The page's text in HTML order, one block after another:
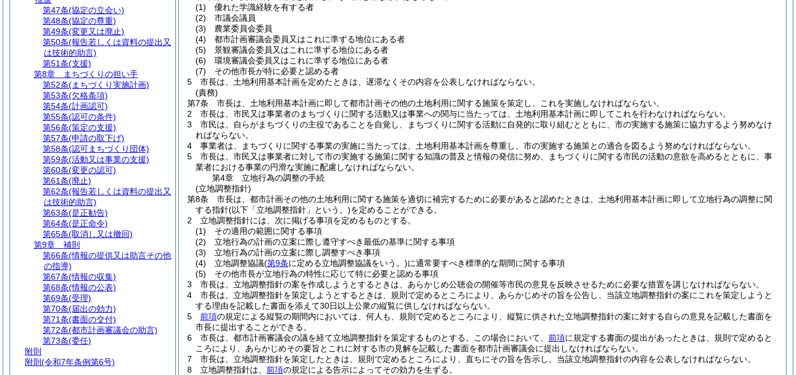
(1)
優れた学識経験を有する者
(2)
市議会議員
(3)
農業委員会委員
(4)
都市計画審議会委員又はこれに準ずる地位にある者
(5)
景観審議会委員又はこれに準ずる地位にある者
(6)
環境審議会委員又はこれに準ずる地位にある者
(7)
その他市長が特に必要と認める者
5
市長は、土地利用基本計画を定めたときは、遅滞なくその内容を公表しなければならない。
(責務)
第7条
市長は、土地利用基本計画に即して都市計画その他の土地利用に関する施策を策定し、これを実施しなければならない。
2
市長は、市民又は事業者のまちづくりに関する活動又は事業への関与に当たっては、土地利用基本計画に即してこれを行わなければならない。
3
市民は、自らがまちづくりの主役であることを自覚し、まちづくりに関する活動に自発的に取り組むとともに、市の実施する施策に協力するよう努めなけ
ればならない。
4
事業者は、まちづくりに関する事業の実施に当たっては、土地利用基本計画を尊重し、市の実施する施策との適合を図るよう努めなければならない。
5
市長は、市民又は事業者に対して市の実施する施策に関する知識の普及と情報の発信に努め、まちづくりに関する市民の活動の意欲を高めるとともに、事
業者における事業の円滑な実施に配慮しなければならない。
第4章
立地行為の調整の手続
(立地調整指針)
第8条
市長は、都市計画その他の土地利用に関する施策を適切に補完するために必要があると認めたときは、土地利用基本計画に即して立地行為の調整に関
する指針(以下「立地調整指針」という。)を定めることができる。
2
立地調整指針には、次に掲げる事項を定めるものとする。
(1)
その適用の範囲に関する事項
(2)
立地行為の計画の立案に際し遵守すべき最低の基準に関する事項
(3)
立地行為の計画の立案に際し調整すべき事項
(4)
立地調整協議(第9条に定める立地調整協議をいう。)に通常要すべき標準的な期間に関する事項
(5)
その他市長が立地行為の特性に応じて特に必要と認める事項
3
市長は、立地調整指針の案を作成しようとするときは、あらかじめ公聴会の開催等市民の意見を反映させるために必要な措置を講じなければならない。
4
市長は、立地調整指針を策定しようとするときは、規則で定めるところにより、あらかじめその旨を公告し、当該立地調整指針の案にこれを策定しようと
する理由を記載した書面を添えて30日以上公衆の縦覧に供しなければならない。
5
前項の規定による縦覧の期間内においては、何人も、規則で定めるところにより、縦覧に供された立地調整指針の案に対する自らの意見を記載した書面を
市長に提出することができる。
6
市長は、都市計画審議会の議を経て立地調整指針を策定するものとする。 この場合において、 前項に規定する書面の提出があったときは、規則で定めると
ころにより、あらかじめその要旨とこれに対する市の見解を記載した書面を都市計画審議会に提出しなければならない。
7
市長は、立地調整指針を策定したときは、規則で定めるところにより、直ちにその旨を告示し、当該立地調整指針の内容を公表しなければならない。
8
立地調整指針は、 前項の規定による告示によってその効力を生ずる。
第47条(協定の立会い)
第48条(協定の尊重)
第49条(変更又は廃止)
第50条(報告若しくは資料の提出又
は技術的助言)
第51条(支援)
第8章
まちづくりの担い手
第52条(まちづくり実施計画)
第53条(欠格条項)
第54条(計画認可)
第55条(認可の条件)
第56条(策定の支援)
第57条(申請の取下げ)
第58条(認可まちづくり団体)
第59条(活動又は事業の支援)
第60条(変更の認可)
第61条(廃止)
第62条(報告若しくは資料の提出又
は技術的助言)
第63条(是正勧告)
第64条(是正命令)
第65条(取消し又は撤回)
第9章
補則
第66条(情報の提供又は助言その他
の指導)
第67条(情報の収集)
第68条(情報の公表)
第69条(受理)
第70条(届出の効力)
第71条(書面の交付)
第72条(都市計画審議会の助言)
第73条(委任)
附則
附則 (令和7年条例第6号)